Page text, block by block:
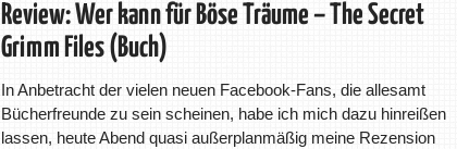
Review: Wer kann für Böse Träume – The Secret
Grimm Files (Buch)
In Anbetracht der vielen neuen Facebook-Fans, die allesamt
Bücherfreunde zu sein scheinen, habe ich mich dazu hinreißen
lassen, heute Abend quasi außerplanmäßig meine Rezension